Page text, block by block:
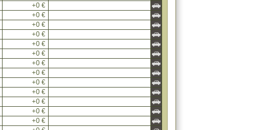
+0 €
+0 €
+0 €
+0 €
+0 €
+0 €
+0 €
+0 €
+0 €
+0 €
+0 €
+0 €
+0 €